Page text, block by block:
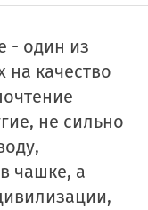
- один из
качество
не сильно
чашке, а